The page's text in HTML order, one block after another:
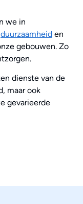
we in
duurzaamheid en
gebouwen. Zo
dienste van de
maar ook
gevarieerde